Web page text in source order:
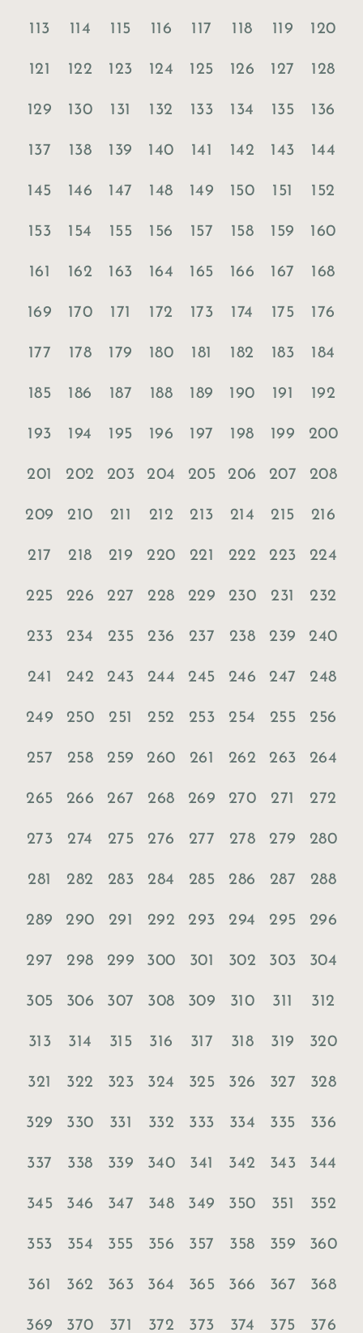
113 114 115 116 117 118 119 120
121 122 123 124 125 126 127 128
129 130 131 132 133 134 135 136
137 138 139 140 141 142 143 144
145 146 147 148 149 150 151 152
153 154 155 156 157 158 159 160
161 162 163 164 165 166 167 168
169 170 171 172 173 174 175 176
177 178 179 180 181 182 183 184
185 186 187 188 189 190 191 192
193 194 195 196 197 198 199 200
201 202 203 204 205 206 207 208
209 210 211 212 213 214 215 216
217 218 219 220 221 222 223 224
225 226 227 228 229 230 231 232
233 234 235 236 237 238 239 240
241 242 243 244 245 246 247 248
249 250 251 252 253 254 255 256
257 258 259 260 261 262 263 264
265 266 267 268 269 270 271 272
273 274 275 276 277 278 279 280
281 282 283 284 285 286 287 288
289 290 291 292 293 294 295 296
297 298 299 300 301 302 303 304
305 306 307 308 309 310 311 312
313 314 315 316 317 318 319 320
321 322 323 324 325 326 327 328
329 330 331 332 333 334 335 336
337 338 339 340 341 342 343 344
345 346 347 348 349 350 351 352
353 354 355 356 357 358 359 360
361 362 363 364 365 366 367 368
369 370 371 372 373 374 375 376